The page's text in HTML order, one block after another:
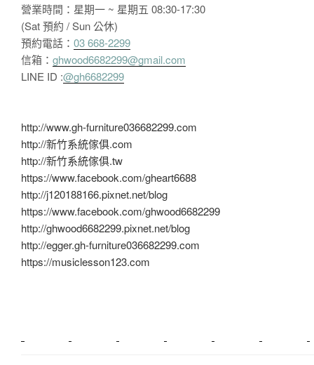
營業時間：星期一 ~ 星期五 08:30-17:30
(Sat 預約 / Sun 公休)
預約電話： 03 668-2299
信箱： ghwood6682299@gmail.com
LINE ID :@gh6682299
http://www.gh-furniture036682299.com
http://新竹系統傢俱.com
http://新竹系統傢俱.tw
https://www.facebook.com/gheart6688
http://j120188166.pixnet.net/blog
https://www.facebook.com/ghwood6682299
http://ghwood6682299.pixnet.net/blog
http://egger.gh-furniture036682299.com
https://musiclesson123.com